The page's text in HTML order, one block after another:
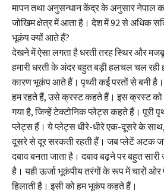
मापन तथा अनुसन्धान केंद्र के अनुसार नेपाल
जोखिम क्षेत्र में आता है। देश में 92 से अधिक
भूकंप क्यों आते हैं?
देखने में ऐसा लगता है धरती तरह स्थिर और
हमारी धरती के अंदर बहुत बड़ी हलचल चल
कारण भूकंप आते हैं। पृथ्वी कई परतों से बनी
हम रहते हैं, उसे क्रस्ट कहते हैं। इस क्रस्ट को
गया है, जिन्हें टेक्टोनिक प्लेट्स कहते हैं। पूरी
प्लेट्स हैं। ये प्लेट्स धीरे-धीरे एक-दूसरे के
दूसरे से दूर सरकती रहती हैं। जब प्लेटें अटक
दबाव बनता जाता है। दबाव बढ़ने पर बहुत
है। यही ऊर्जा भूकंपीय तरंगों के रूप में चारों
हिलाती है। इसी को हम भूकंप कहते हैं।